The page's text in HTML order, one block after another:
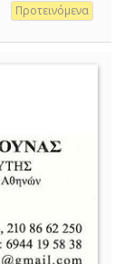
Προτεινόμενα